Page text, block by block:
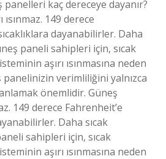
kaç dereceye dayanır?
149 derece
dayanabilirler. Daha
paneli sahipleri için, sıcak
aşırı ısınmasına neden
panelinizin verimliliğini yalnızca
önemlidir. Güneş
149 derece Fahrenheit’e
Daha sıcak
sahipleri için, sıcak
aşırı ısınmasına neden